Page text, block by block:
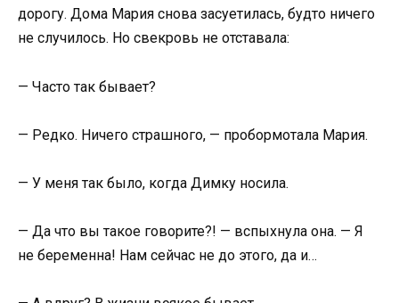
дорогу. Дома Мария снова засуетилась, будто ничего
не случилось. Но свекровь не отставала:
— Часто так бывает?
— Редко. Ничего страшного, — пробормотала Мария.
— У меня так было, когда Димку носила.
— Да что вы такое говорите?! — вспыхнула она. — Я
не беременна! Нам сейчас не до этого, да и…